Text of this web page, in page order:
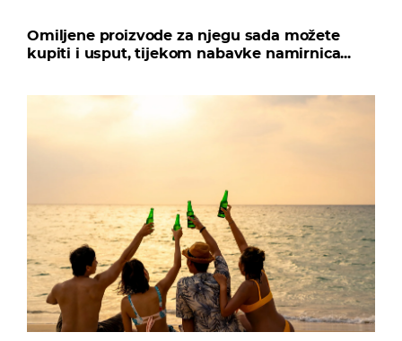
Omiljene proizvode za njegu sada možete
kupiti i usput, tijekom nabavke namirnica...